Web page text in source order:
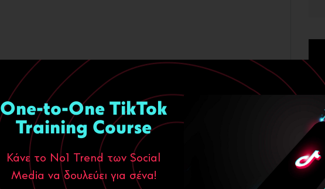
One-to-One TikTok
Training Course
Κάνε το Νο1 Trend των Social
Media να δουλεύει για σένα!